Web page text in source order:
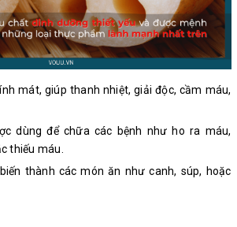
mát, giúp thanh nhiệt, giải độc, cầm máu,
dùng để chữa các bệnh như ho ra máu,
thiếu máu.
thành các món ăn như canh, súp, hoặc